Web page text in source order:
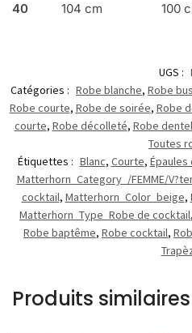
40 104 cm 100
UGS :
Catégories : Robe blanche, Robe
Robe courte, Robe de soirée, Robe
courte, Robe décolleté, Robe
Toutes
Étiquettes : Blanc, Courte, Épaules
Matterhorn_Category_/FEMME/
cocktail, Matterhorn_Color_beige,
Matterhorn_Type_Robe de cocktail,
Robe baptême, Robe cocktail,
Produits similaires